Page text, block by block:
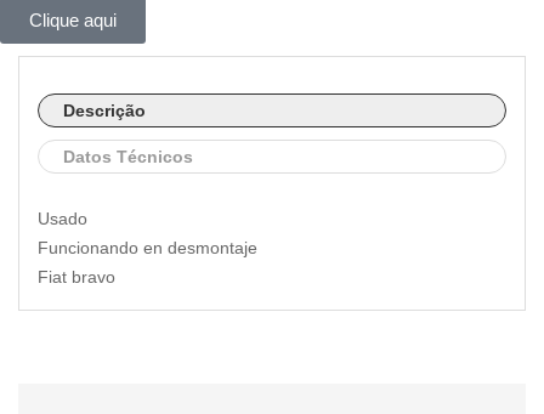
Clique aqui
Descrição
Datos Técnicos
Usado
Funcionando en desmontaje
Fiat bravo